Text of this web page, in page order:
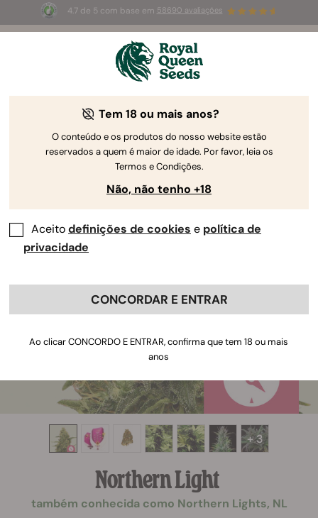
4.7 de 5 com base em 58690 avaliações
Summer Sales: até 50%
de desconto! ⏤
+ 3
Northern Light
também conhecida como Northern Lights, NL
Tem 18 ou mais anos?
O conteúdo e os produtos do nosso website estão
reservados a quem é maior de idade. Por favor, leia os
Termos e Condições.
Não, não tenho +18
Aceitodefinições de cookies e política de
privacidade
CONCORDAR E ENTRAR
Ao clicar CONCORDO E ENTRAR, confirma que tem 18 ou mais
anos